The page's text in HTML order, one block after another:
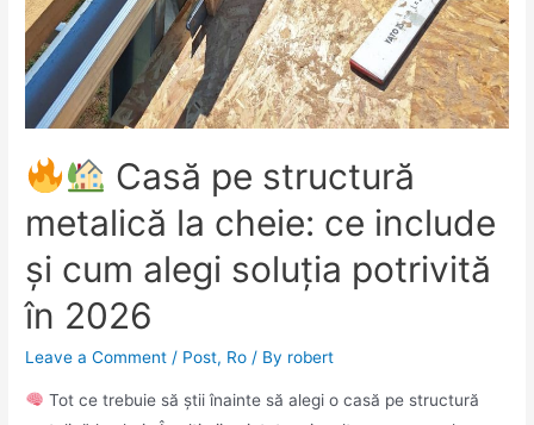
Casă pe structură
metalică la cheie: ce include
și cum alegi soluția potrivită
în 2026
Leave a Comment / Post, Ro / By robert
Tot ce trebuie să știi înainte să alegi o casă pe structură